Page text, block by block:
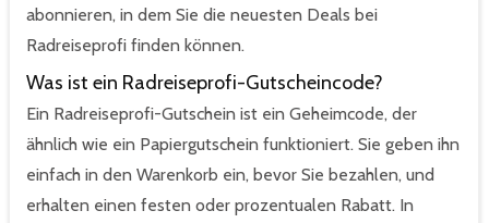
abonnieren, in dem Sie die neuesten Deals bei
Radreiseprofi finden können.
Was ist ein Radreiseprofi-Gutscheincode?
Ein Radreiseprofi-Gutschein ist ein Geheimcode, der
ähnlich wie ein Papiergutschein funktioniert. Sie geben ihn
einfach in den Warenkorb ein, bevor Sie bezahlen, und
erhalten einen festen oder prozentualen Rabatt. In